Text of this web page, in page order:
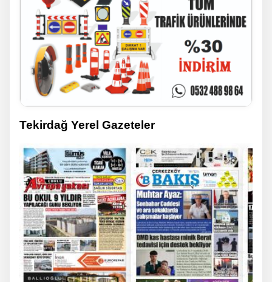
Tekirdağ Yerel Gazeteler